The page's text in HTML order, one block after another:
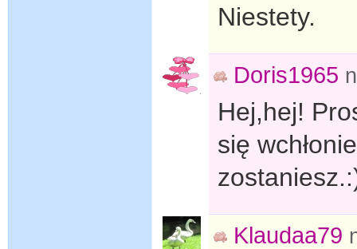
Niestety.
Doris1965
Hej,hej!
się
Klaudaa79